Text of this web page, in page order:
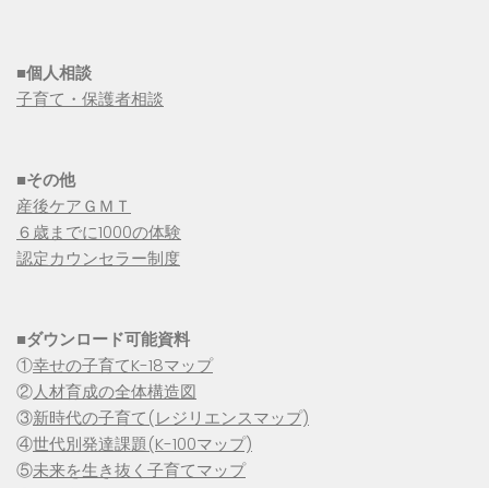
■個人相談
子育て・保護者相談
■その他
産後ケアＧＭＴ
６歳までに1000の体験
認定カウンセラー制度
■ダウンロード可能資料
①幸せの子育てK-18マップ
②人材育成の全体構造図
③新時代の子育て(レジリエンスマップ)
④世代別発達課題(K-100マップ)
⑤未来を生き抜く子育てマップ